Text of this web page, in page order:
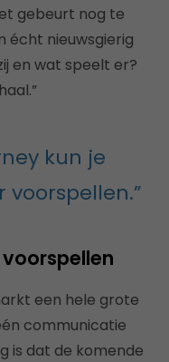
gebeurt nog te
écht nieuwsgierig
en wat speelt er?
kun je
een hele grote
communicatie
is dat de komende